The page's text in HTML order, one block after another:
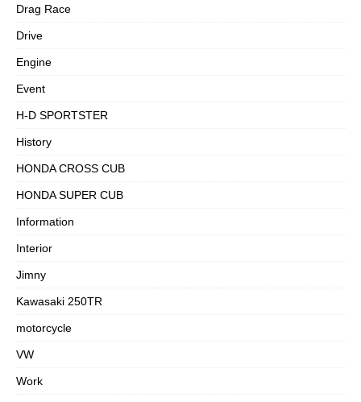
Drag Race
Drive
Engine
Event
H-D SPORTSTER
History
HONDA CROSS CUB
HONDA SUPER CUB
Information
Interior
Jimny
Kawasaki 250TR
motorcycle
VW
Work